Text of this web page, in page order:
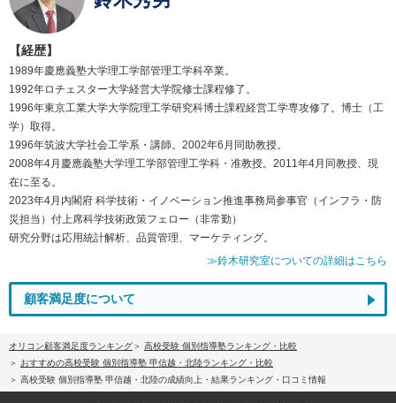
【経歴】
1989年慶應義塾大学理工学部管理工学科卒業。
1992年ロチェスター大学経営大学院修士課程修了。
1996年東京工業大学大学院理工学研究科博士課程経営工学専攻修了。博士（工
学）取得。
1996年筑波大学社会工学系・講師。2002年6月同助教授。
2008年4月慶應義塾大学理工学部管理工学科・准教授。2011年4月同教授、現
在に至る。
2023年4月内閣府 科学技術・イノベーション推進事務局参事官（インフラ・防
災担当）付上席科学技術政策フェロー（非常勤）
研究分野は応用統計解析、品質管理、マーケティング。
≫鈴木研究室についての詳細はこちら
顧客満足度について
オリコン顧客満足度ランキング
高校受験 個別指導塾ランキング・比較
おすすめの高校受験 個別指導塾 甲信越・北陸ランキング・比較
高校受験 個別指導塾 甲信越・北陸の成績向上・結果ランキング・口コミ情報